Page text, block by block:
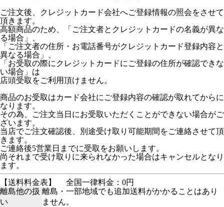
ご注文後、クレジットカード会社へご登録情報の照会をさせて
頂きます。
高額商品のため、「ご注文者とクレジットカードの名義が異な
る場合」、
「ご注文者の住所・お電話番号がクレジットカード登録内容と
異なる場合」、
「お受取の際にクレジットカードにご登録の住所が確認できな
い場合」は
店頭受取をご利用頂けません。
商品のお受取はカード会社にご登録内容の確認が取れてからに
なります。
その為、ご注文当日にお受取いただくことができない場合がご
ざいます。
当店でご注文確認後、別途受け取り可能期間をご連絡させて頂
きます。
ご連絡後5営業日までに受取をお願いします。
尚それまで受け取りに来られなかった場合はキャンセルとなり
ます。
【送料料金表】
全国一律料金：0円
離島他の扱
い
離島・一部地域でも追加送料がかかることはあり
ません。